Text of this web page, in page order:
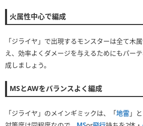
火属性中心で編成
「ジライヤ」で出現するモンスターは全て木
え、効率よくダメージを与えるためにもパー
成しましょう。
MSとAWをバランスよく編成
「ジライヤ」のメインギミックは、「地雷」